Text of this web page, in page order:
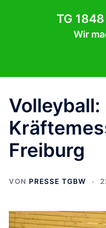
TG
Wir
Freiburg
VON PRESSE TGBW